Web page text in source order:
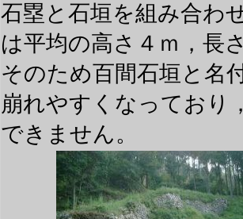
石塁と石垣を組み合わ
は平均の高さ４ｍ，長
そのため百間石垣と名
崩れやすくなっており
できません。